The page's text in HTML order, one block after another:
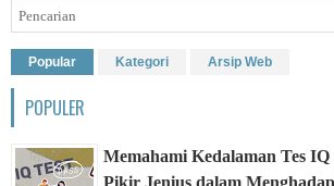
Popular Kategori Arsip Web
POPULER
Memahami Kedalaman Tes IQ
Pikir Jenius dalam